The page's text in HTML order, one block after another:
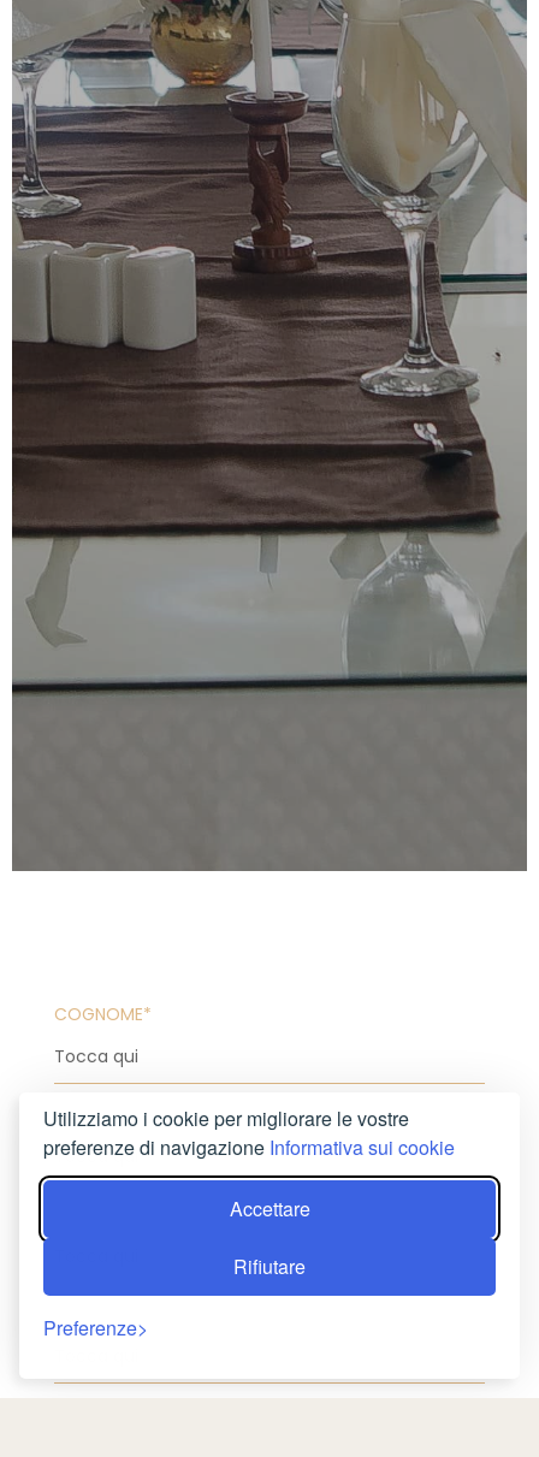
Utilizziamo i cookie per migliorare le vostre
preferenze di navigazione Informativa sui cookie
Accettare
Rifiutare
Preferenze
COGNOME*
INDIRIZZO E-MAIL*